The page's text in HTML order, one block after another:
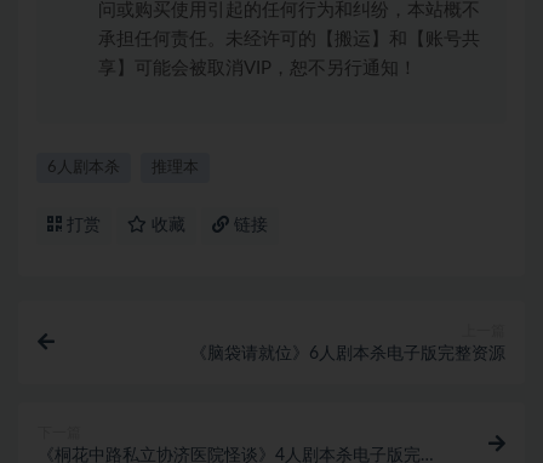
问或购买使用引起的任何行为和纠纷，本站概不
承担任何责任。未经许可的【搬运】和【账号共
享】可能会被取消VIP，恕不另行通知！
6人剧本杀 推理本
打赏 收藏 链接
《脑袋请就位》6人剧本杀电子版完整资源
《桐花中路私立协济医院怪谈》4人剧本杀电子版完整